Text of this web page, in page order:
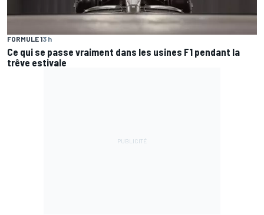
FORMULE 13 h
Ce qui se passe vraiment dans les usines F1 pendant la
trêve estivale